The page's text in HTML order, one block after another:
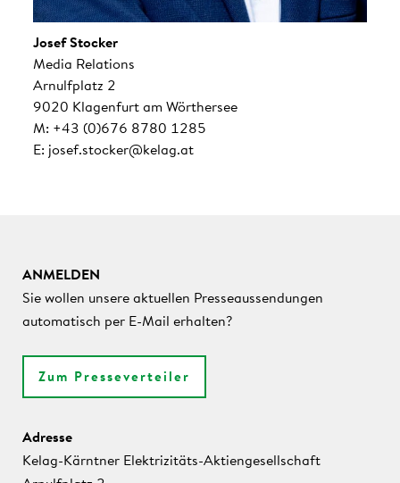
Josef Stocker
Media Relations
Arnulfplatz 2
9020 Klagenfurt am Wörthersee
M: +43 (0)676 8780 1285
E: josef.stocker@kelag.at
ANMELDEN
Sie wollen unsere aktuellen Presseaussendungen
automatisch per E-Mail erhalten?
Zum Presseverteiler
Adresse
Kelag-Kärntner Elektrizitäts-Aktiengesellschaft